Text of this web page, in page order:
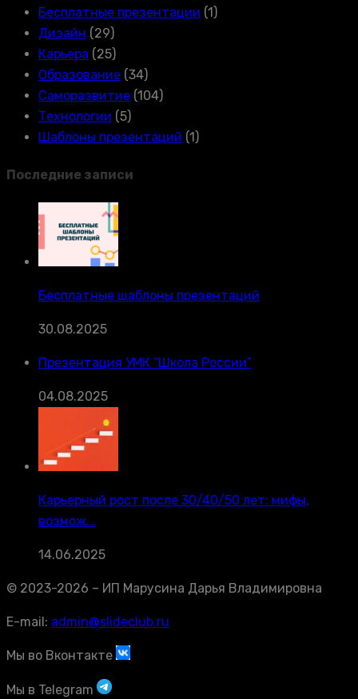
Бесплатные презентации (1)
Дизайн (29)
Карьера (25)
Образование (34)
Саморазвитие (104)
Технологии (5)
Шаблоны презентаций (1)
Последние записи
Бесплатные шаблоны презентаций
30.08.2025
Презентация УМК “Школа России”
04.08.2025
Карьерный рост после 30/40/50 лет: мифы,
возмож...
14.06.2025
© 2023-2026 – ИП Марусина Дарья Владимировна
E-mail: admin@slideclub.ru
Мы во Вконтакте
Мы в Telegram